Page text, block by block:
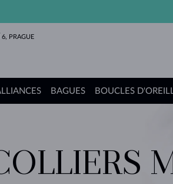
PRAGUE
BAGUES BOUCLES